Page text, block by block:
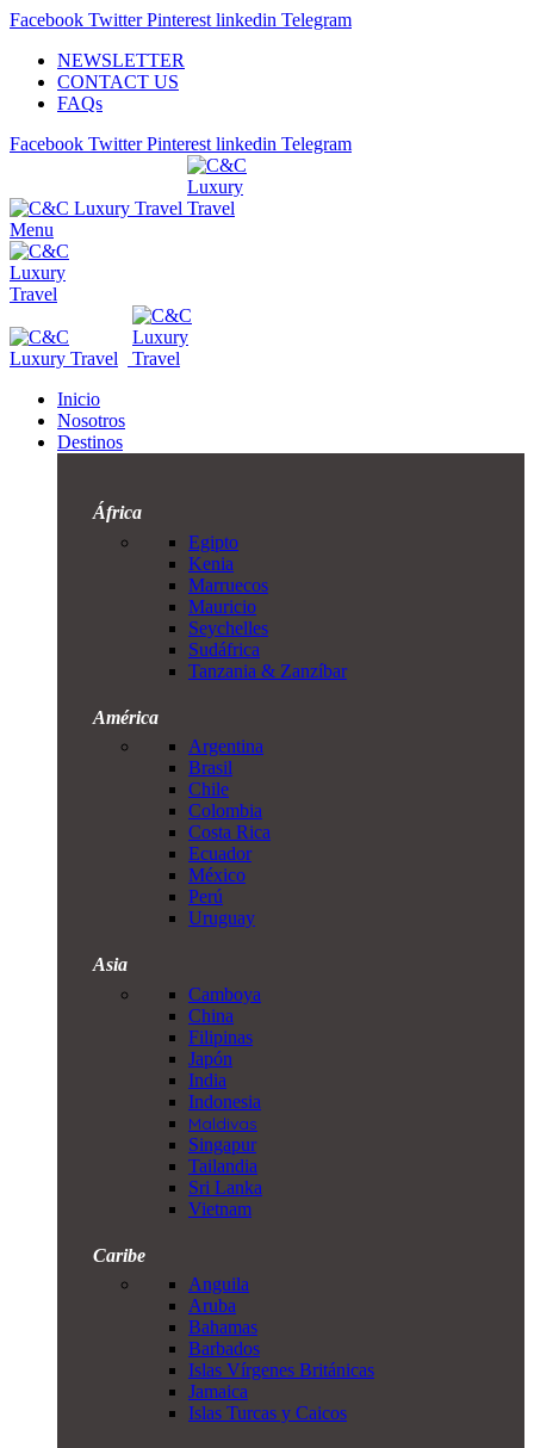
Facebook Twitter Pinterest linkedin Telegram
NEWSLETTER
CONTACT US
FAQs
Facebook Twitter Pinterest linkedin Telegram
Menu
Inicio
Nosotros
Destinos
África
Egipto
Kenia
Marruecos
Mauricio
Seychelles
Sudáfrica
Tanzania & Zanzíbar
América
Argentina
Brasil
Chile
Colombia
Costa Rica
Ecuador
México
Perú
Uruguay
Asia
Camboya
China
Filipinas
Japón
India
Indonesia
Maldivas
Singapur
Tailandia
Sri Lanka
Vietnam
Caribe
Anguila
Aruba
Bahamas
Barbados
Islas Vírgenes Británicas
Jamaica
Islas Turcas y Caicos